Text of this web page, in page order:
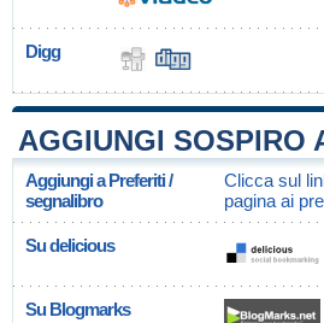
Digg
AGGIUNGI SOSPIRO
Aggiungi a Preferiti /
segnalibro
Clicca sul
pagina ai
Su delicious
Su Blogmarks